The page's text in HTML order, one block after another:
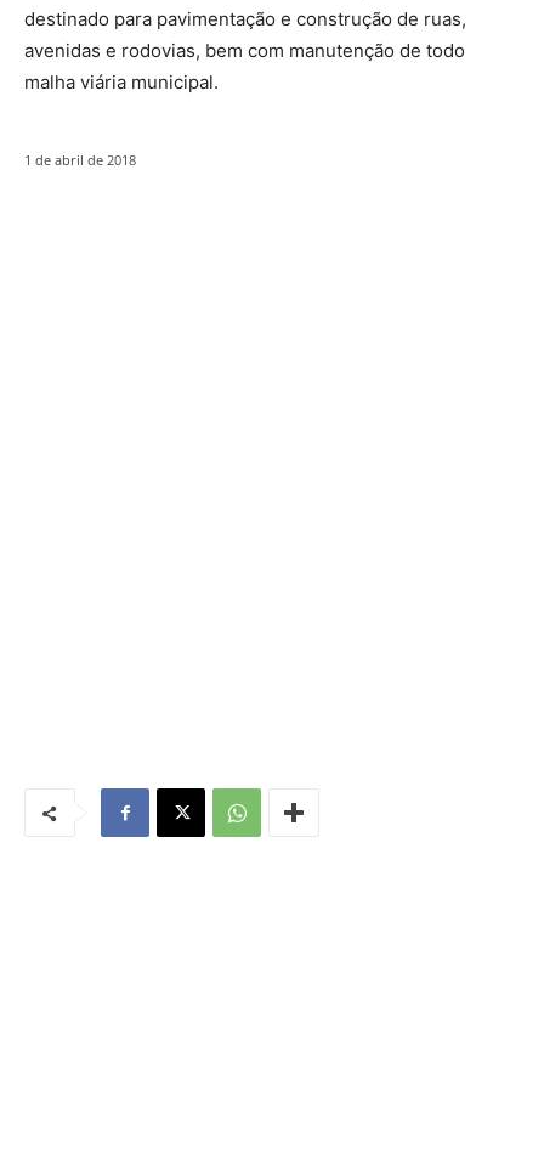
destinado para pavimentação e construção de ruas,
avenidas e rodovias, bem com manutenção de todo
malha viária municipal.
1 de abril de 2018